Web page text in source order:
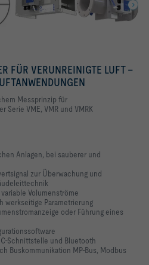
FÜR VERUNREINIGTE LUFT –
Messprinzip für
Serie VME, VMR und VMRK
Anlagen, bei sauberer und
zur Überwachung und
Volumenströme
werkseitige Parametrierung
oder Führung eines
Schnittstelle und Bluetooth
Buskommunikation MP-Bus, Modbus